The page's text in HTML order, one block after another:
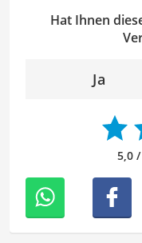
Anbau- und
Sicht besonders
Hat Ihnen
Ja
5,0